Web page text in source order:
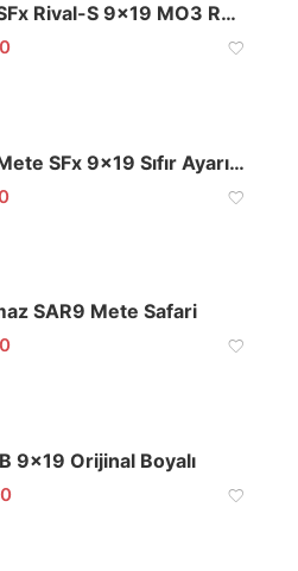
Canik SFx Rival-S 9×19 MO3 Red Dotlu
Canik Mete SFx 9×19 Sıfır Ayarında
SAR9 Mete Safari
9×19 Orijinal Boyalı